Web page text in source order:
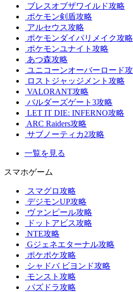
ブレスオブザワイルド攻略
ポケモン剣盾攻略
アルセウス攻略
ポケモンダイパリメイク攻略
ポケモンユナイト攻略
あつ森攻略
ユニコーンオーバーロード
ロストジャッジメント攻略
VALORANT攻略
バルダーズゲート3攻略
LET IT DIE: INFERNO攻略
ARC Raiders攻略
サブノーティカ2攻略
一覧を見る
スマホゲーム
スマグロ攻略
デジモンUP攻略
ヴァンピール攻略
ドットアビス攻略
NTE攻略
Gジェネエターナル攻略
ポケポケ攻略
シャドバ ビヨンド攻略
モンスト攻略
パズドラ攻略